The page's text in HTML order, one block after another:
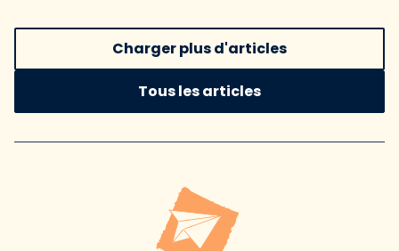
Charger plus d'articles
Tous les articles